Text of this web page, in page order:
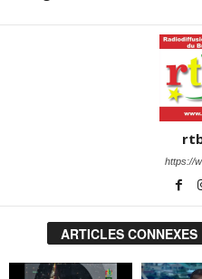
https://
ARTICLES CONNEXES